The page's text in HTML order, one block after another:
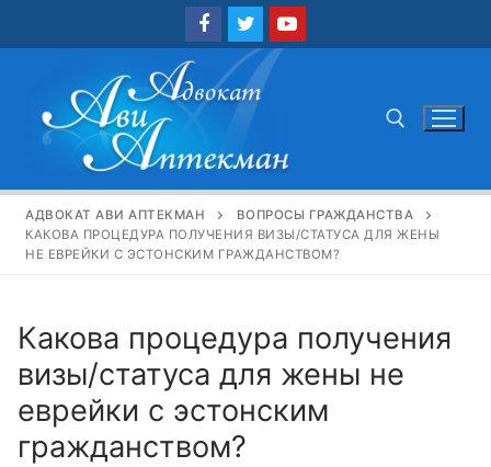
Найти:
АДВОКАТ АВИ АПТЕКМАН
ВОПРОСЫ ГРАЖДАНСТВА
КАКОВА ПРОЦЕДУРА ПОЛУЧЕНИЯ ВИЗЫ/СТАТУСА ДЛЯ ЖЕНЫ
НЕ ЕВРЕЙКИ С ЭСТОНСКИМ ГРАЖДАНСТВОМ?
Какова процедура получения
визы/статуса для жены не
еврейки с эстонским
гражданством?